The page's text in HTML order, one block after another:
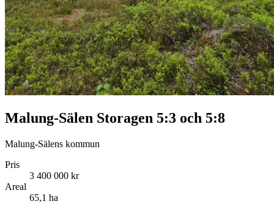
Malung-Sälen Storagen 5:3 och 5:8
Malung-Sälens kommun
Pris
3 400 000 kr
Areal
65,1 ha